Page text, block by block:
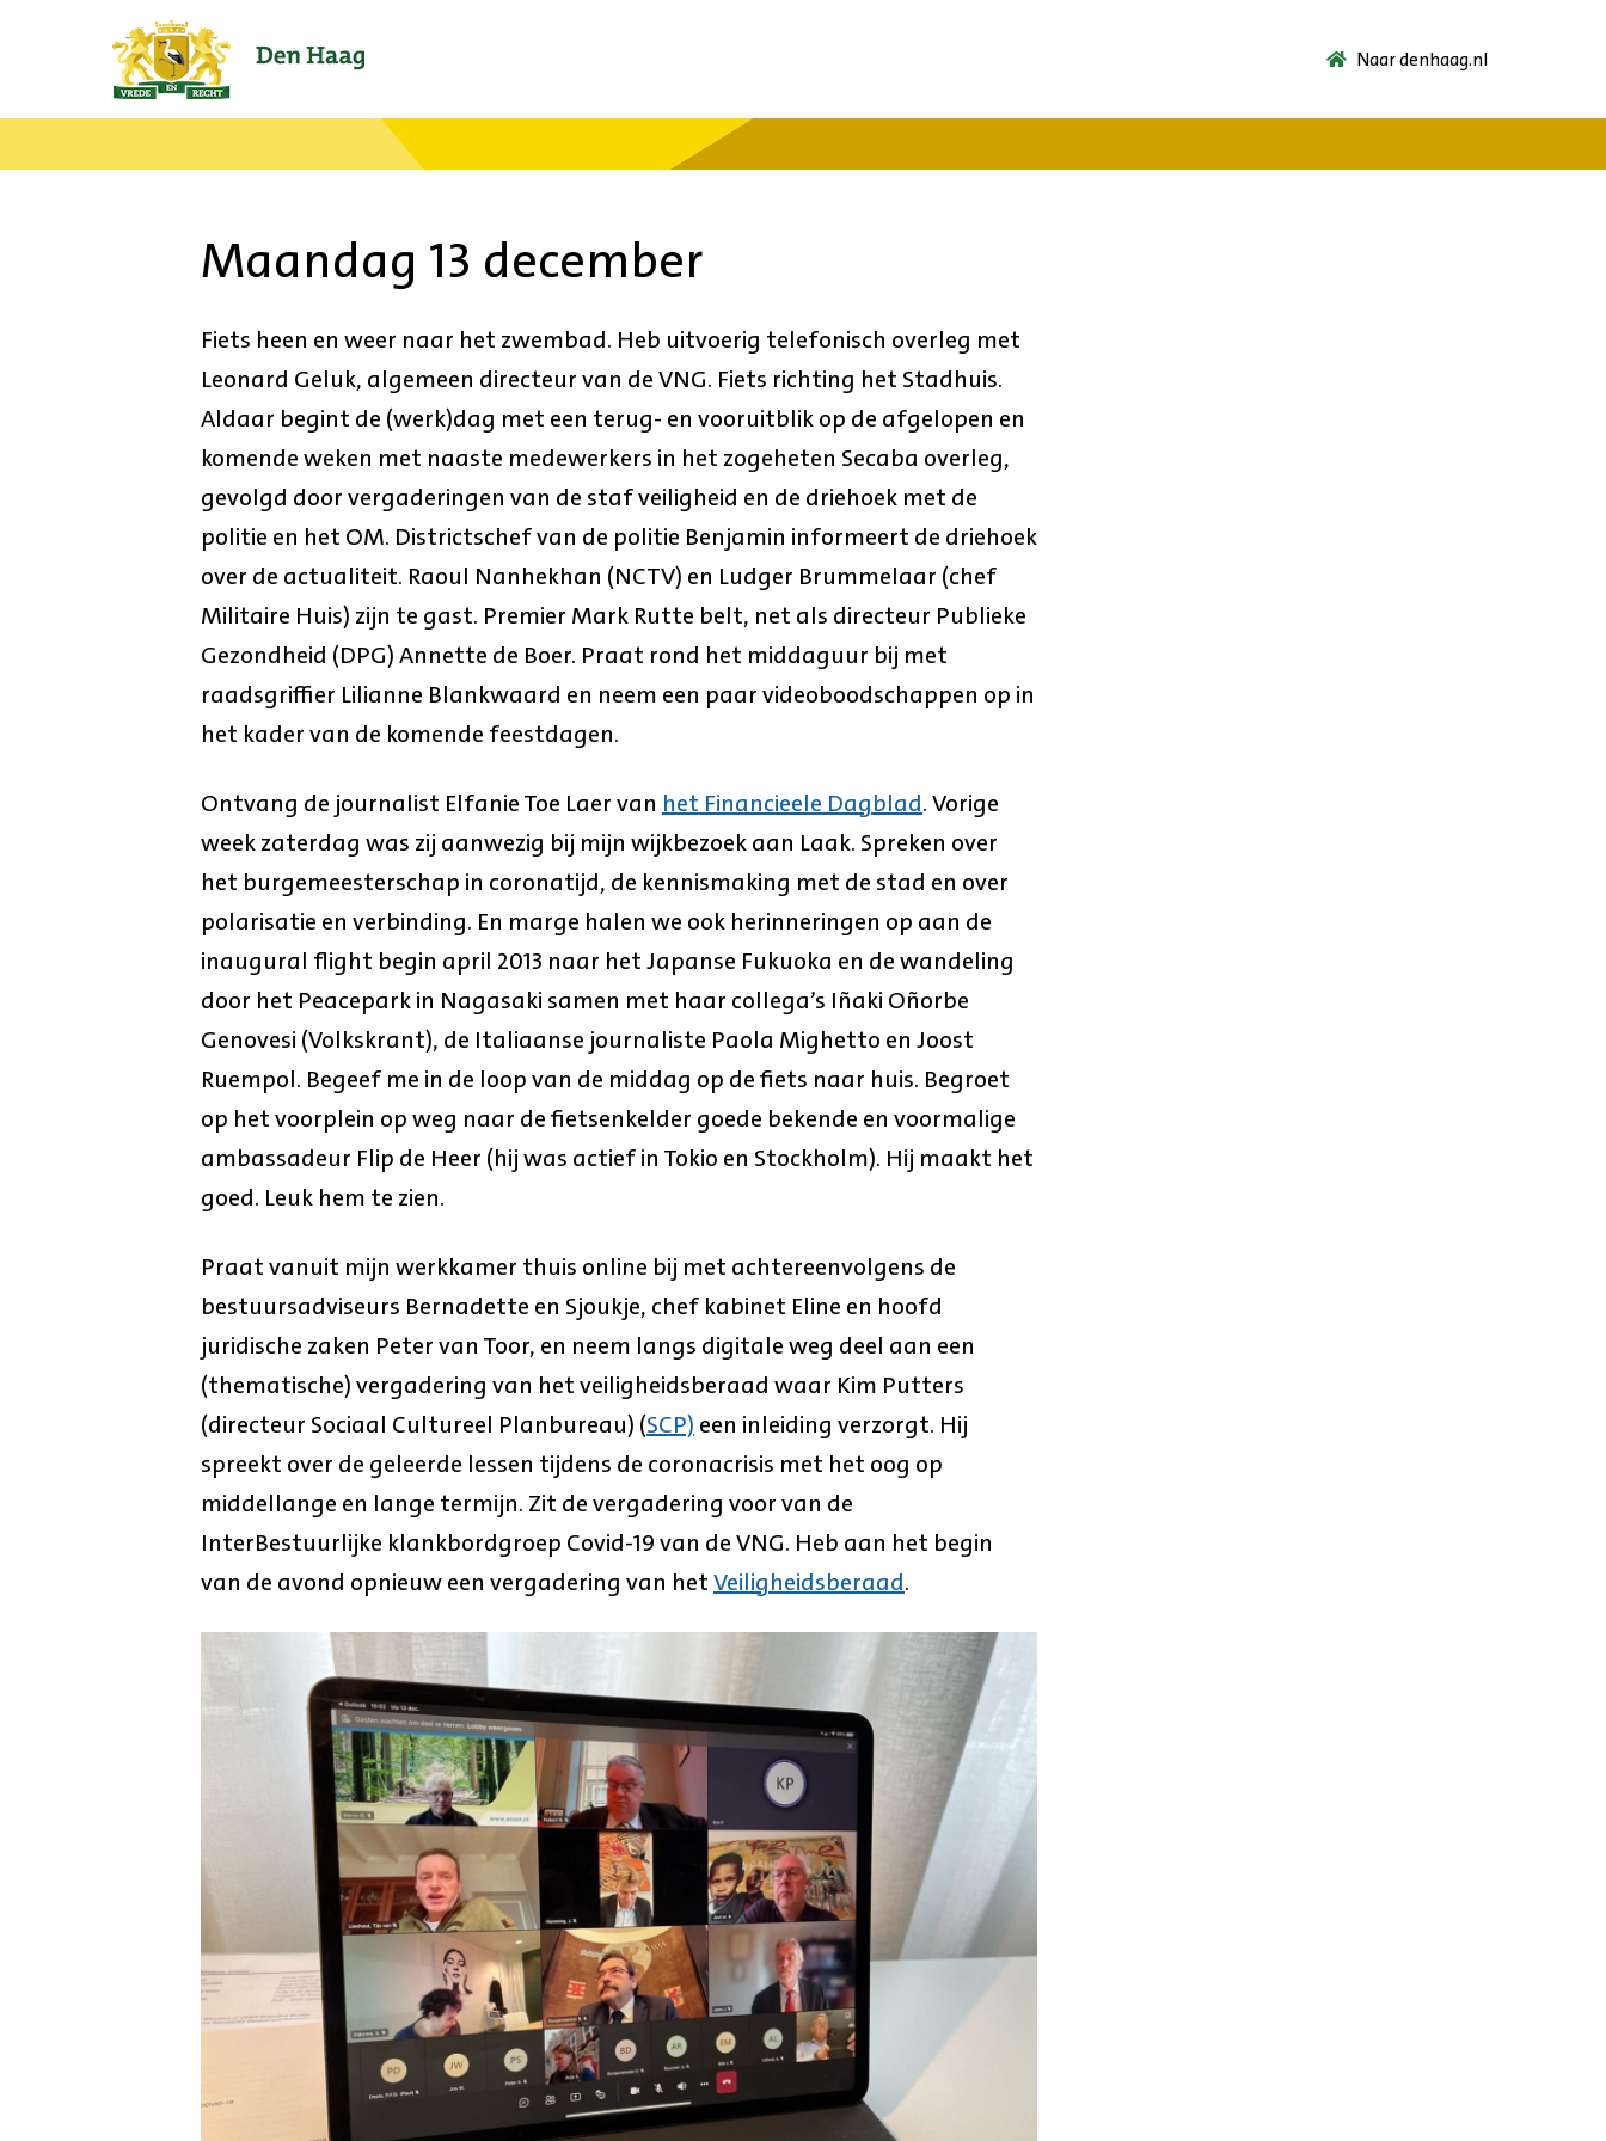
Ga
naar
de
Naar denhaag.nl
Maandag 13 december
Fiets heen en weer naar het zwembad. Heb uitvoerig telefonisch overleg met
Leonard Geluk, algemeen directeur van de VNG. Fiets richting het Stadhuis.
Aldaar begint de (werk)dag met een terug- en vooruitblik op de afgelopen en
komende weken met naaste medewerkers in het zogeheten Secaba overleg,
gevolgd door vergaderingen van de staf veiligheid en de driehoek met de
politie en het OM. Districtschef van de politie Benjamin informeert de driehoek
over de actualiteit. Raoul Nanhekhan (NCTV) en Ludger Brummelaar (chef
Militaire Huis) zijn te gast. Premier Mark Rutte belt, net als directeur Publieke
Gezondheid (DPG) Annette de Boer. Praat rond het middaguur bij met
raadsgriffier Lilianne Blankwaard en neem een paar videoboodschappen op in
het kader van de komende feestdagen.
Ontvang de journalist Elfanie Toe Laer van het Financieele Dagblad. Vorige
week zaterdag was zij aanwezig bij mijn wijkbezoek aan Laak. Spreken over
het burgemeesterschap in coronatijd, de kennismaking met de stad en over
polarisatie en verbinding. En marge halen we ook herinneringen op aan de
inaugural flight begin april 2013 naar het Japanse Fukuoka en de wandeling
door het Peacepark in Nagasaki samen met haar collega’s Iñaki Oñorbe
Genovesi (Volkskrant), de Italiaanse journaliste Paola Mighetto en Joost
Ruempol. Begeef me in de loop van de middag op de fiets naar huis. Begroet
op het voorplein op weg naar de fietsenkelder goede bekende en voormalige
ambassadeur Flip de Heer (hij was actief in Tokio en Stockholm). Hij maakt het
goed. Leuk hem te zien.
Praat vanuit mijn werkkamer thuis online bij met achtereenvolgens de
bestuursadviseurs Bernadette en Sjoukje, chef kabinet Eline en hoofd
juridische zaken Peter van Toor, en neem langs digitale weg deel aan een
(thematische) vergadering van het veiligheidsberaad waar Kim Putters
(directeur Sociaal Cultureel Planbureau) (SCP) een inleiding verzorgt. Hij
spreekt over de geleerde lessen tijdens de coronacrisis met het oog op
middellange en lange termijn. Zit de vergadering voor van de
InterBestuurlijke klankbordgroep Covid-19 van de VNG. Heb aan het begin
van de avond opnieuw een vergadering van hetVeiligheidsberaad.